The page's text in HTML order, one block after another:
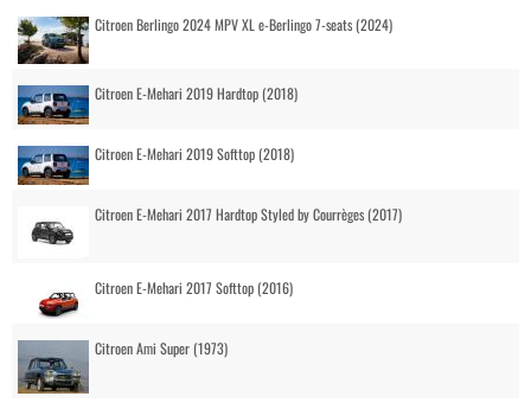
Citroen Berlingo 2024 MPV XL e-Berlingo 7-seats (2024)
Citroen E-Mehari 2019 Hardtop (2018)
Citroen E-Mehari 2019 Softtop (2018)
Citroen E-Mehari 2017 Hardtop Styled by Courrèges (2017)
Citroen E-Mehari 2017 Softtop (2016)
Citroen Ami Super (1973)